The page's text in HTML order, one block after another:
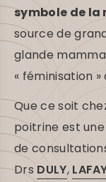
e
n
t
e
symbole de
source de
glande
« féminisation
Que ce soit
poitrine est
de
Drs DULY,